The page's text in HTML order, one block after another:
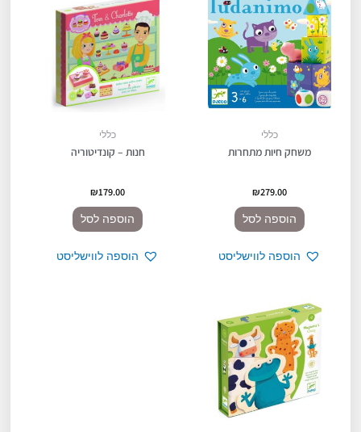
כללי
משחק חיות מתחרות
₪279.00
הוספה לסל
הוספה לווישליסט
כללי
חנות – קונדיטוריה
₪179.00
הוספה לסל
הוספה לווישליסט